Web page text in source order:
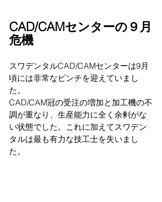
CAD/CAMセンターの９月
危機
スワデンタルCAD/CAMセンターは9月
頃には非常なピンチを迎えていまし
た。
CAD/CAM冠の受注の増加と加工機の不
調が重なり、生産能力に全く余剰がな
い状態でした。これに加えてスワデン
タルは最も有力な技工士を失いまし
た。